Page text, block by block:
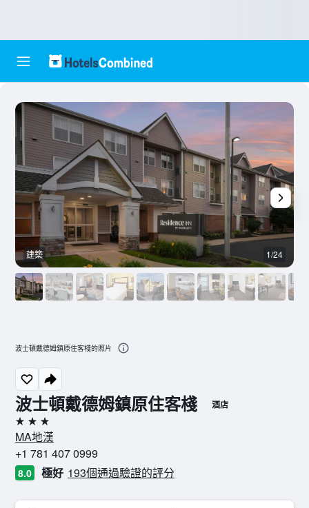
波士頓戴德姆鎮原住客棧 酒店
3星級
MA地漢
+1 781 407 0999
8.0 極好 193個通過驗證的評分
建築 1/24
波士頓戴德姆鎮原住客棧的照片